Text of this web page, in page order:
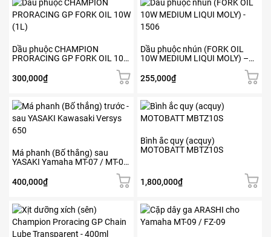
Dầu phuộc CHAMPION
PRORACING GP FORK OIL 10W
300,000₫
Dầu phuộc nhún (FORK OIL
10W MEDIUM LIQUI MOLY) –
255,000₫
Má phanh (Bố thắng) sau
YASAKI Yamaha MT-07 / MT-09
400,000₫
Bình ắc quy (acquy)
MOTOBATT MBTZ10S
1,800,000₫
Sản
phẩm